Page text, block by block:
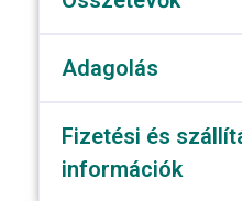
Adagolás
Fizetési és
információk